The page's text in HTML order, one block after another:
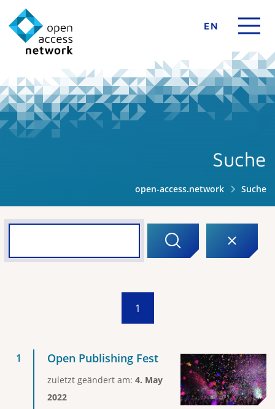
EN
Suche
open-access.network Suche
1
Open Publishing Fest
zuletzt geändert am: 4. May
2022